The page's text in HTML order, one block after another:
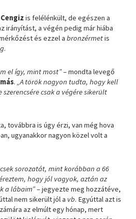
Cengiz is felélénkült, de egészen a
irányítást, a végén pedig már hiába
és ezzel abronzérmetis
.
el így, mint most”– mondta levegő
. „A török nagyon tudta, hogy kell
csak a végére sikerült
továbbra is úgy érzi, van még hova
ugyanakkor nagyon közel volt a
sorozatát, mint korábban a 66
hogy jól vagyok, aztán az
a lábaim”– jegyezte meg hozzátéve,
nem sikerült jól a vb. Egyúttal azt is
az elmúlt egy hónap, mert